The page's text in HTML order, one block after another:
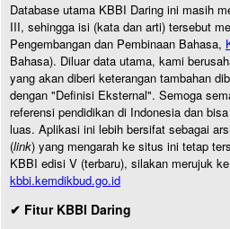
Database utama KBBI Daring ini masih
III, sehingga isi (kata dan arti) tersebut
Pengembangan dan Pembinaan Bahasa,
Bahasa). Diluar data utama, kami
yang akan diberi keterangan tambahan
dengan "Definisi Eksternal". Semoga
referensi pendidikan di Indonesia dan
luas. Aplikasi ini lebih bersifat sebagai
(link) yang mengarah ke situs ini tetap
KBBI edisi V (terbaru), silakan merujuk
kbbi.kemdikbud.go.id
✔ Fitur KBBI Daring